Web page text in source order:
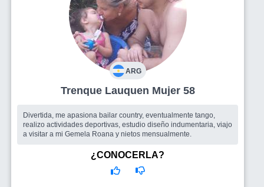
ARG
Trenque Lauquen Mujer 58
Divertida, me apasiona bailar country, eventualmente tango,
realizo actividades deportivas, estudio diseño indumentaria, viajo
a visitar a mi Gemela Roana y nietos mensualmente.
¿CONOCERLA?